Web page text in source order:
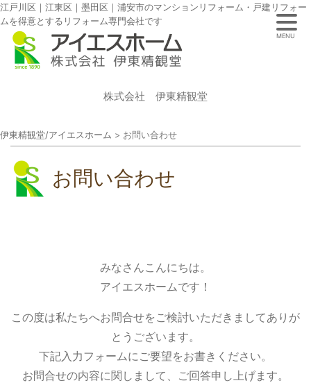
江戸川区｜江東区｜墨田区｜浦安市のマンションリフォーム・戸建リフォー
ムを得意とするリフォーム専門会社です
株式会社 伊東精観堂
伊東精観堂/アイエスホーム > お問い合わせ
お問い合わせ
みなさんこんにちは。
アイエスホームです！
この度は私たちへお問合せをご検討いただきましてありが
とうございます。
下記入力フォームにご要望をお書きください。
お問合せの内容に関しまして、ご回答申し上げます。
MENU